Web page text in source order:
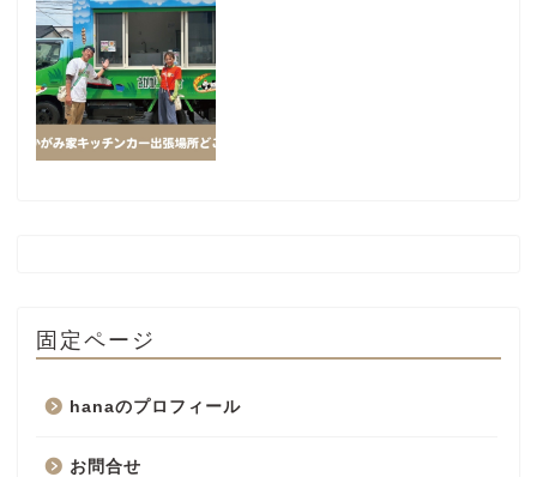
固定ページ
hanaのプロフィール
お問合せ